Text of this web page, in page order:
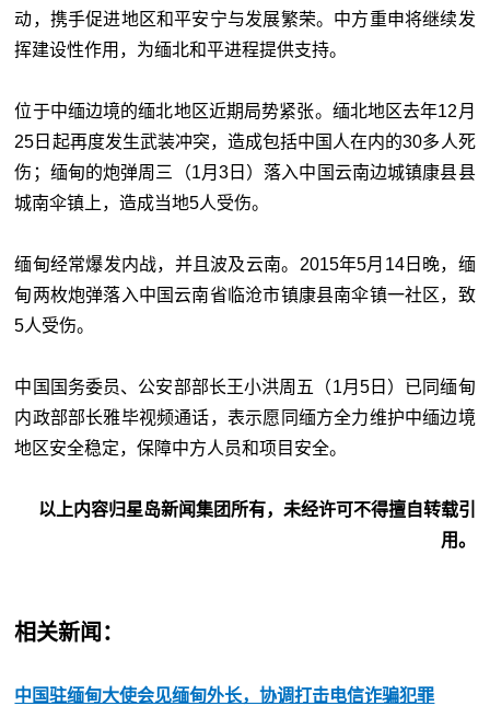
动，携手促进地区和平安宁与发展繁荣。中方重申将继续发
挥建设性作用，为缅北和平进程提供支持。
位于中缅边境的缅北地区近期局势紧张。缅北地区去年12月
25日起再度发生武装冲突，造成包括中国人在内的30多人死
伤；缅甸的炮弹周三（1月3日）落入中国云南边城镇康县县
城南伞镇上，造成当地5人受伤。
缅甸经常爆发内战，并且波及云南。2015年5月14日晚，缅
甸两枚炮弹落入中国云南省临沧市镇康县南伞镇一社区，致
5人受伤。
中国国务委员、公安部部长王小洪周五（1月5日）已同缅甸
内政部部长雅毕视频通话，表示愿同缅方全力维护中缅边境
地区安全稳定，保障中方人员和项目安全。
以上内容归星岛新闻集团所有，未经许可不得擅自转载引
用。
相关新闻：
中国驻缅甸大使会见缅甸外长，协调打击电信诈骗犯罪